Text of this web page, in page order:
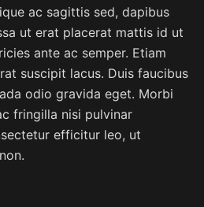
ac sagittis sed, dapibus
ut erat placerat mattis id ut
ante ac semper. Etiam
suscipit lacus. Duis faucibus
odio gravida eget. Morbi
fringilla nisi pulvinar
efficitur leo, ut